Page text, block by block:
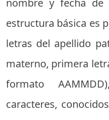
nombre y fecha de
estructura básica es
letras del apellido
materno, primera
formato
caracteres,